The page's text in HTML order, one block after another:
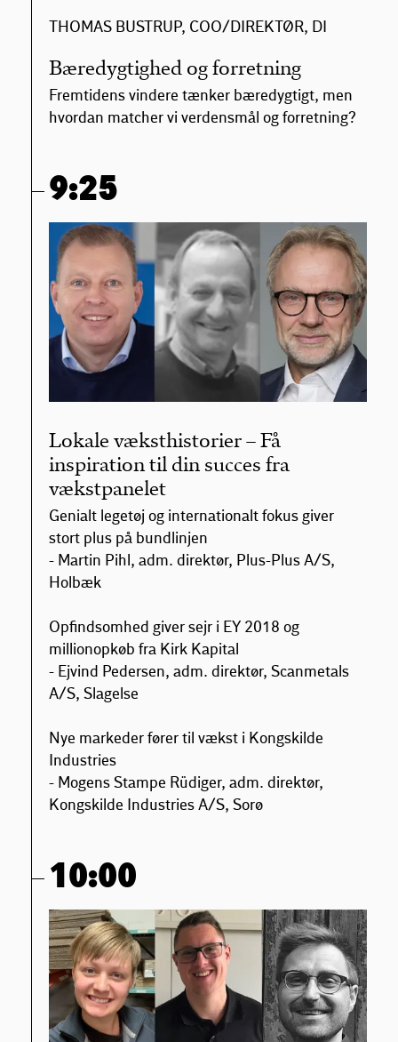
THOMAS BUSTRUP, COO/DIREKTØR, DI
Bæredygtighed og forretning
Fremtidens vindere tænker bæredygtigt, men
hvordan matcher vi verdensmål og forretning?
9:25
Lokale væksthistorier – Få
inspiration til din succes fra
vækstpanelet
Genialt legetøj og internationalt fokus giver
stort plus på bundlinjen
- Martin Pihl, adm. direktør, Plus-Plus A/S,
Holbæk
Opfindsomhed giver sejr i EY 2018 og
millionopkøb fra Kirk Kapital
- Ejvind Pedersen, adm. direktør, Scanmetals
A/S, Slagelse
Nye markeder fører til vækst i Kongskilde
Industries
- Mogens Stampe Rüdiger, adm. direktør,
Kongskilde Industries A/S, Sorø
10:00